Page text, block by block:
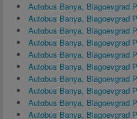
Autobus Banya, Blagoevgrad
Autobus Banya, Blagoevgrad
Autobus Banya, Blagoevgrad
Autobus Banya, Blagoevgrad
Autobus Banya, Blagoevgrad
Autobus Banya, Blagoevgrad
Autobus Banya, Blagoevgrad
Autobus Banya, Blagoevgrad
Autobus Banya, Blagoevgrad
Autobus Banya, Blagoevgrad